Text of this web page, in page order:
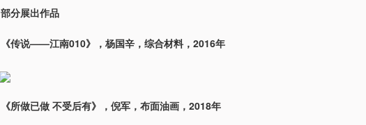
部分展出作品
《传说——江南010》，杨国辛，综合材料，2016年
《所做已做 不受后有》，倪军，布面油画，2018年